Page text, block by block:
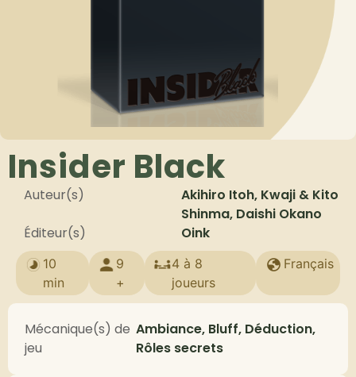
Insider Black
Auteur(s)
Akihiro Itoh, Kwaji & Kito
Shinma, Daishi Okano
Éditeur(s)
Oink
10
min
9
+
4 à 8
joueurs
Français
Mécanique(s) de
jeu
Ambiance, Bluff, Déduction,
Rôles secrets